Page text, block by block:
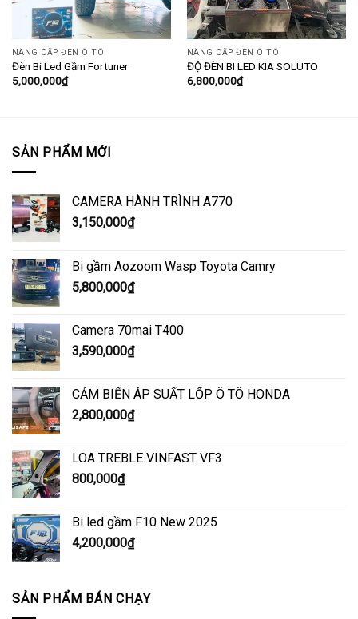
NÂNG CẤP ĐÈN Ô TÔ
Đèn Bi Led Gầm Fortuner
5,000,000₫
NÂNG CẤP ĐÈN Ô TÔ
ĐỘ ĐÈN BI LED KIA SOLUTO
6,800,000₫
SẢN PHẨM MỚI
CAMERA HÀNH TRÌNH A770
3,150,000₫
Bi gầm Aozoom Wasp Toyota Camry
5,800,000₫
Camera 70mai T400
3,590,000₫
CẢM BIẾN ÁP SUẤT LỐP Ô TÔ HONDA
2,800,000₫
LOA TREBLE VINFAST VF3
800,000₫
Bi led gầm F10 New 2025
4,200,000₫
SẢN PHẨM BÁN CHẠY